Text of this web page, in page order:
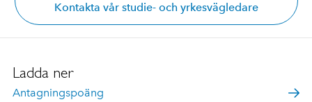
Kontakta vår studie- och yrkesvägledare
Ladda ner
Antagningspoäng